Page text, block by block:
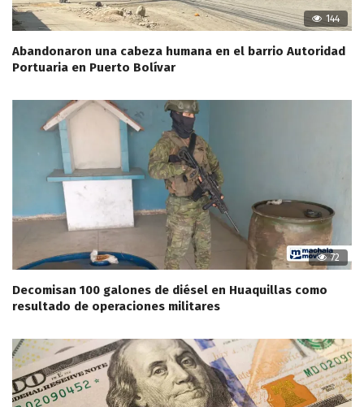
144
Abandonaron una cabeza humana en el barrio Autoridad
Portuaria en Puerto Bolívar
72
Decomisan 100 galones de diésel en Huaquillas como
resultado de operaciones militares